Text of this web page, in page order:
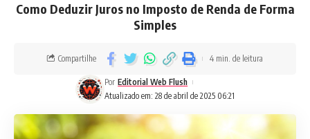
Como Deduzir Juros no Imposto de Renda de Forma
Simples
Atualizado em: 28 de abril de 2025 06:21
Por Editorial Web Flush
Compartilhe 4 min. de leitura